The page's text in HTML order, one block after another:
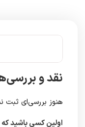
نقد و
هنوز بررسی‌ای ثبت
اولین کسی باشید